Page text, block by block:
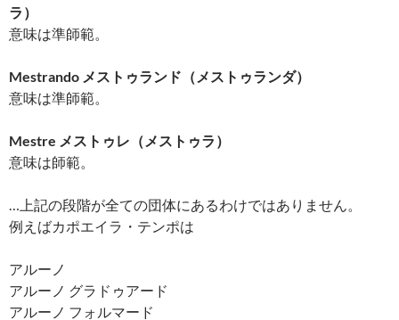
ラ）
意味は準師範。
Mestrando メストゥランド（メストゥランダ）
意味は準師範。
Mestre メストゥレ（メストゥラ）
意味は師範。
…上記の段階が全ての団体にあるわけではありません。
例えばカポエイラ・テンポは
アルーノ
アルーノ グラドゥアード
アルーノ フォルマード